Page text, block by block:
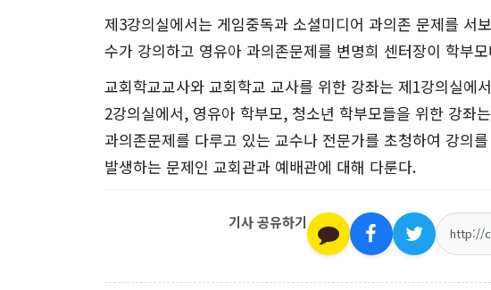
제3강의실에서는 게임중독과 소셜미디어 과의존 문제를 서
수가 강의하고 영유아 과의존문제를 변명희 센터장이 학부
교회학교교사와 교회학교 교사를 위한 강좌는 제1강의실에
2강의실에서, 영유아 학부모, 청소년 학부모들을 위한 강좌는
과의존문제를 다루고 있는 교수나 전문가를 초청하여 강의
발생하는 문제인 교회관과 예배관에 대해 다룬다.
기사 공유하기